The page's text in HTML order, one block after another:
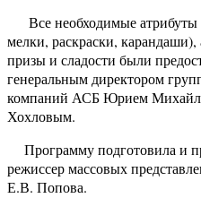
Все необходимые атрибуты
мелки, раскраски, карандаши),
призы и сладости были
генеральным директором
компаний АСБ Юрием
Хохловым.
Программу подготовила и
режиссер массовых
Е.В. Попова.